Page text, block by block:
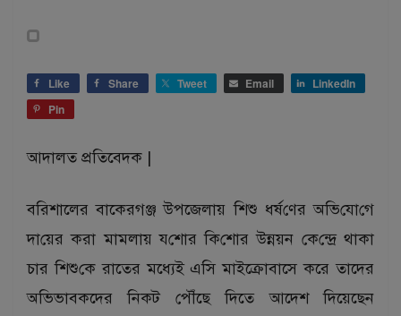
Like Share Tweet Email
LinkedIn
Pin
আদালত প্রতিবেদক |
বরিশালের বাকেরগঞ্জ উপজেলায় শিশু ধর্ষ‌ণের অভি‌যো‌গে
দা‌য়ের করা মামলায় য‌শোর কি‌শোর উন্নয়ন কে‌ন্দ্রে থাকা
চার শিশু‌কে রাতের মধ্যেই এসি মাইক্রোবাসে করে তাদের
অভিভাবকদের নিকট পৌঁছে দিতে আদেশ দিয়েছেন